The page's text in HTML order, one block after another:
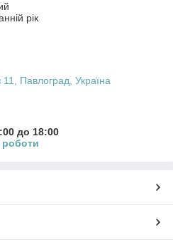
рік
11, Павлоград, Україна
до 18:00
роботи